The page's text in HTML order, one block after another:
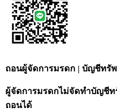
ถอนผู้จัดการมรดก | บัญชีทรั
ผู้จัดการมรดกไม่จัดทำบัญชี
ถอนได้